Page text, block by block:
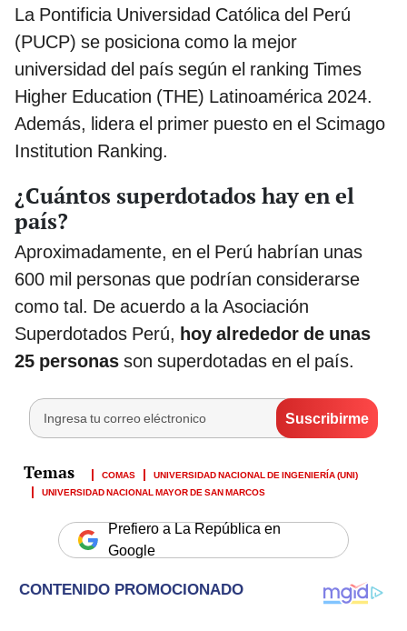
La Pontificia Universidad Católica del Perú
(PUCP) se posiciona como la mejor
universidad del país según el ranking Times
Higher Education (THE) Latinoamérica 2024.
Además, lidera el primer puesto en el Scimago
Institution Ranking.
¿Cuántos superdotados hay en el
país?
Aproximadamente, en el Perú habrían unas
600 mil personas que podrían considerarse
como tal. De acuerdo a la Asociación
Superdotados Perú, hoy alrededor de unas
25 personas son superdotadas en el país.
COMAS
UNIVERSIDAD NACIONAL DE INGENIERÍA (UNI)
UNIVERSIDAD NACIONAL MAYOR DE SAN MARCOS
Prefiero a La República en
Google